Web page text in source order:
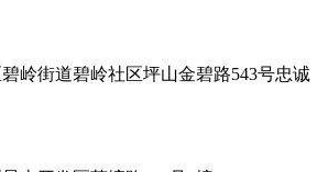
岭街道碧岭社区坪山金碧路543号忠诚